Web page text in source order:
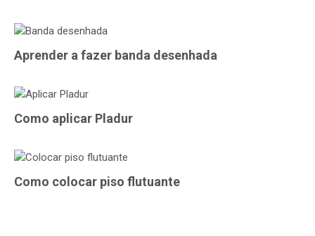
Aprender a fazer banda desenhada
Como aplicar Pladur
Como colocar piso flutuante